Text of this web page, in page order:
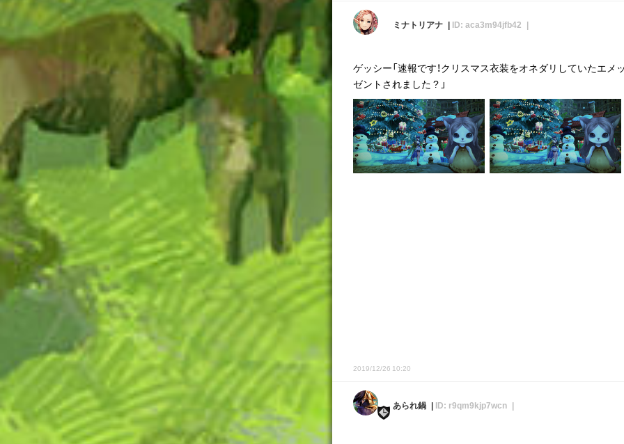
ミナトリアナ ID: aca3m94jfb42
ゲッシー「速報です！クリスマス衣装をオネダリしていたエメ
ゼントされました ? 」
2019/12/26 10:20
あられ鍋 ID: r9qm9kjp7wcn